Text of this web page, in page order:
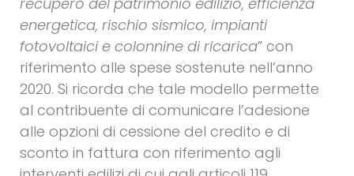
energetica, rischio sismico, impianti
fotovoltaici e colonnine di ricarica” con
riferimento alle spese sostenute nell’anno
2020. Si ricorda che tale modello permette
al contribuente di comunicare l’adesione
alle opzioni di cessione del credito e di
sconto in fattura con riferimento agli